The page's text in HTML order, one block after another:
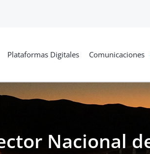
Plataformas Digitales Comunicaciones
Nacional